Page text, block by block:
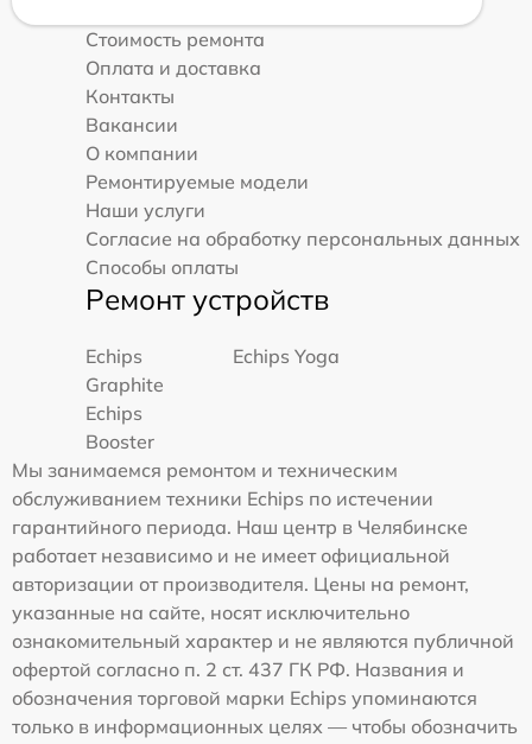
Стоимость ремонта
Оплата и доставка
Контакты
Вакансии
О компании
Ремонтируемые модели
Наши услуги
Согласие на обработку персональных данных
Способы оплаты
Ремонт устройств
Echips
Graphite
Echips Yoga
Echips
Booster
Мы занимаемся ремонтом и техническим
обслуживанием техники Echips по истечении
гарантийного периода. Наш центр в Челябинске
работает независимо и не имеет официальной
авторизации от производителя. Цены на ремонт,
указанные на сайте, носят исключительно
ознакомительный характер и не являются публичной
офертой согласно п. 2 ст. 437 ГК РФ. Названия и
обозначения торговой марки Echips упоминаются
только в информационных целях — чтобы обозначить